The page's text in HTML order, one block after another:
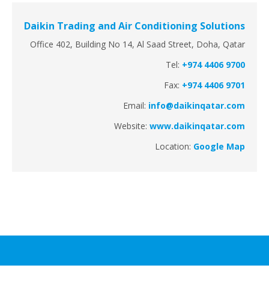
Daikin Trading and Air Conditioning Solutions
Office 402, Building No 14, Al Saad Street, Doha, Qatar
Tel: +974 4406 9700
Fax: +974 4406 9701
Email:info@daikinqatar.com
Website:www.daikinqatar.com
Location:Google Map